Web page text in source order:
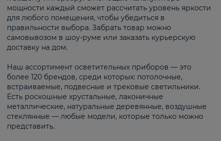
мощности каждый сможет рассчитать уровень яркости
для любого помещения, чтобы убедиться в
правильности выбора. Забрать товар можно
самовывозом в шоу-руме или заказать курьерскую
доставку на дом.
Наш ассортимент осветительных приборов — это
более 120 брендов, среди которых: потолочные,
встраиваемые, подвесные и трековые светильники.
Есть роскошные хрустальные, лаконичные
металлические, натуральные деревянные, воздушные
стеклянные — любые модели, которые только можно
представить.